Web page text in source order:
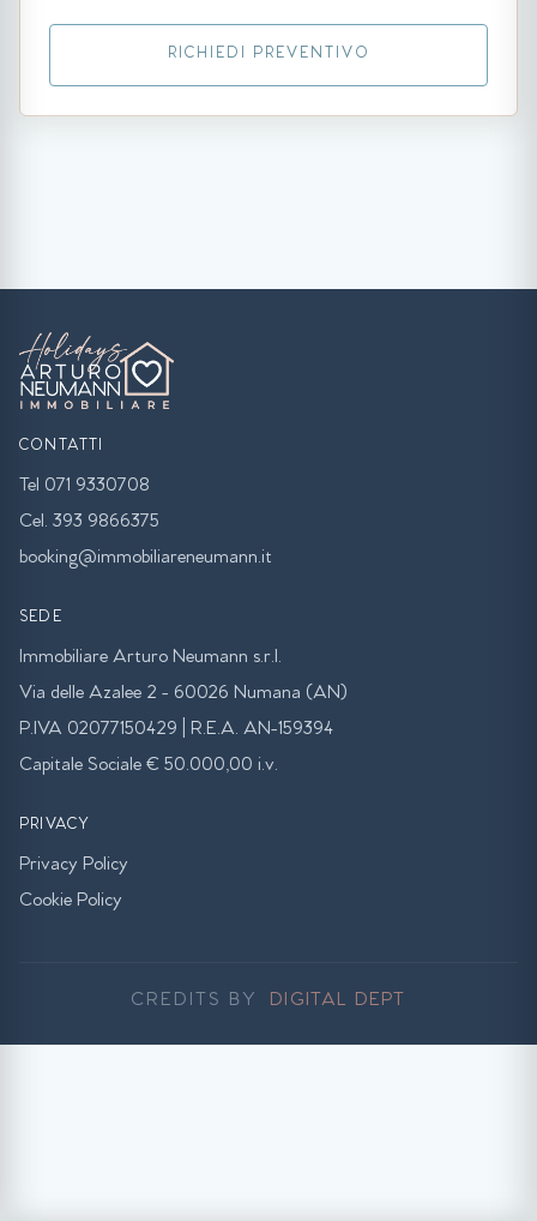
RICHIEDI PREVENTIVO
CONTATTI
Tel 071 9330708
Cel. 393 9866375
booking@immobiliareneumann.it
SEDE
Immobiliare Arturo Neumann s.r.l.
Via delle Azalee 2 - 60026 Numana (AN)
P.IVA 02077150429 | R.E.A. AN-159394
Capitale Sociale € 50.000,00 i.v.
PRIVACY
Privacy Policy
Cookie Policy
CREDITS BY DIGITAL DEPT